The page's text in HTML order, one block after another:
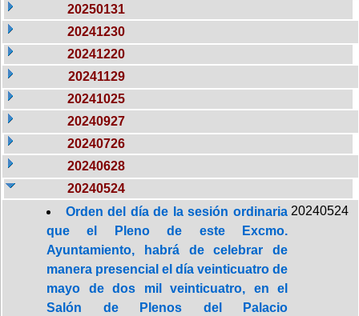
20250131
20241230
20241220
20241129
20241025
20240927
20240726
20240628
20240524
Orden del día de la sesión ordinaria
que el Pleno de este Excmo.
Ayuntamiento, habrá de celebrar de
manera presencial el día veinticuatro de
mayo de dos mil veinticuatro, en el
Salón de Plenos del Palacio
20240524